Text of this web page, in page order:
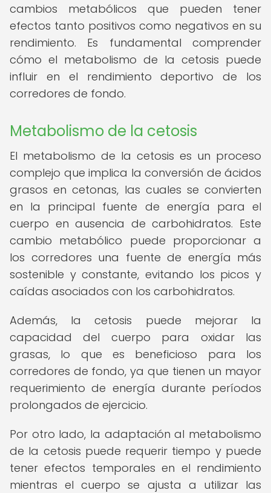
cambios metabólicos que pueden tener
efectos tanto positivos como negativos en su
rendimiento. Es fundamental comprender
cómo el metabolismo de la cetosis puede
influir en el rendimiento deportivo de los
corredores de fondo.
Metabolismo de la cetosis
El metabolismo de la cetosis es un proceso
complejo que implica la conversión de ácidos
grasos en cetonas, las cuales se convierten
en la principal fuente de energía para el
cuerpo en ausencia de carbohidratos. Este
cambio metabólico puede proporcionar a
los corredores una fuente de energía más
sostenible y constante, evitando los picos y
caídas asociados con los carbohidratos.
Además, la cetosis puede mejorar la
capacidad del cuerpo para oxidar las
grasas, lo que es beneficioso para los
corredores de fondo, ya que tienen un mayor
requerimiento de energía durante períodos
prolongados de ejercicio.
Por otro lado, la adaptación al metabolismo
de la cetosis puede requerir tiempo y puede
tener efectos temporales en el rendimiento
mientras el cuerpo se ajusta a utilizar las